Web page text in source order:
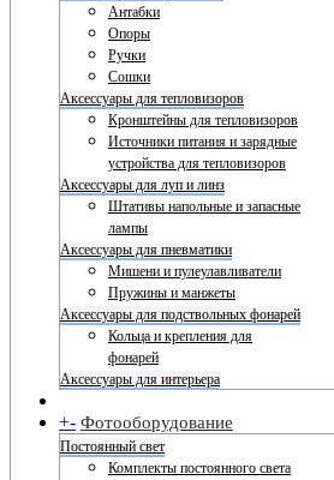
Антабки
Опоры
Ручки
Сошки
Аксессуары для тепловизоров
Кронштейны для тепловизоров
Источники питания и зарядные
устройства для тепловизоров
Аксессуары для луп и линз
Штативы напольные и запасные
лампы
Аксессуары для пневматики
Мишени и пулеулавливатели
Пружины и манжеты
Аксессуары для подствольных фонарей
Кольца и крепления для
фонарей
Аксессуары для интерьера
+- Фотооборудование
Постоянный свет
Комплекты постоянного света